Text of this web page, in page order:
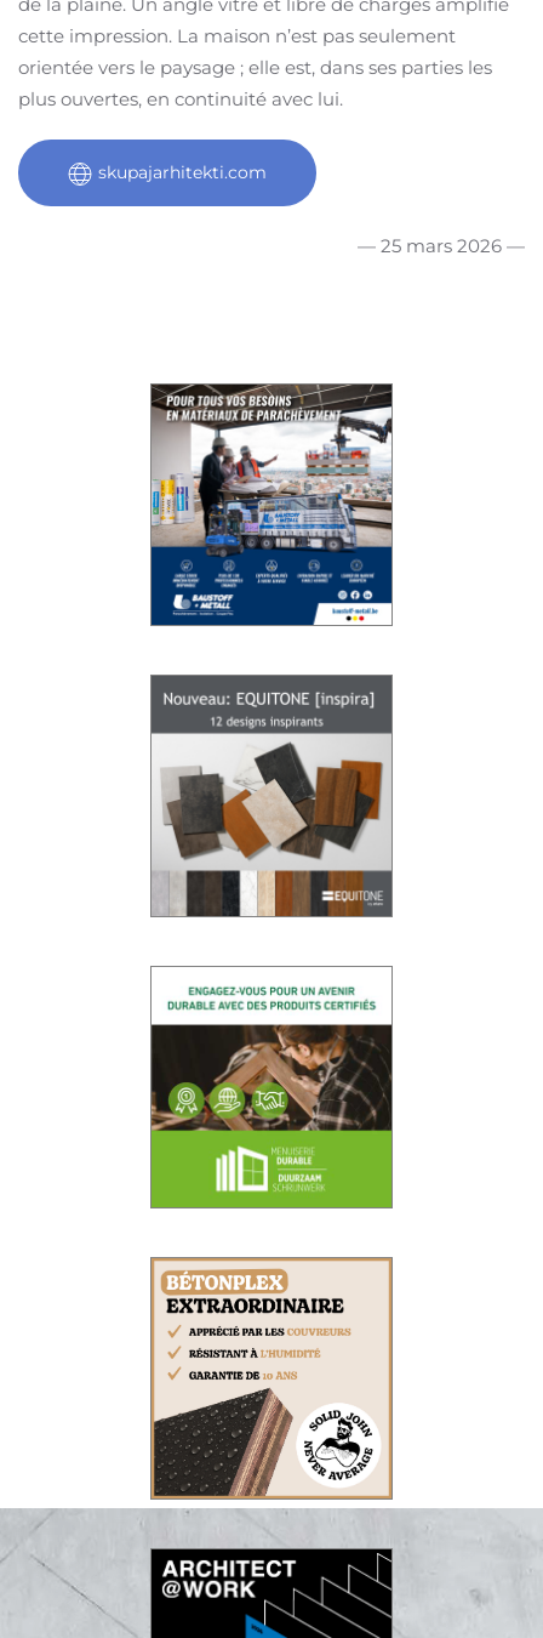
de la plaine. Un angle vitré et libre de charges amplifie
cette impression. La maison n’est pas seulement
orientée vers le paysage ; elle est, dans ses parties les
plus ouvertes, en continuité avec lui.
skupajarhitekti.com
— 25 mars 2026 —